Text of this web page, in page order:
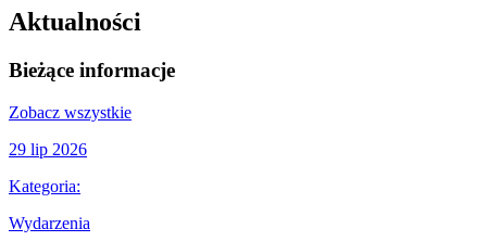
Aktualności
Bieżące informacje
Zobacz wszystkie
29 lip 2026
Kategoria:
Wydarzenia